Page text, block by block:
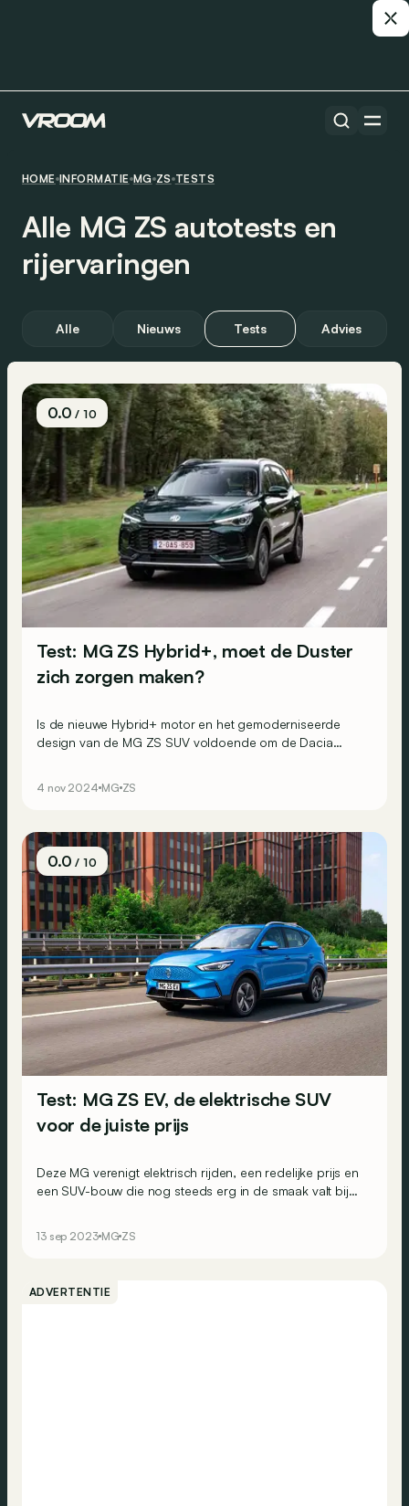
HOME INFORMATIE MG ZS TESTS
Alle MG ZS autotests en
rijervaringen
Alle Nieuws Tests Advies
0.0/ 10
Test: MG ZS Hybrid+, moet de Duster
zich zorgen maken?
Is de nieuwe Hybrid+ motor en het gemoderniseerde
design van de MG ZS SUV voldoende om de Dacia
4 nov 2024 MG ZS
0.0/ 10
Test: MG ZS EV, de elektrische SUV
voor de juiste prijs
Deze MG verenigt elektrisch rijden, een redelijke prijs en
een SUV-bouw die nog steeds erg in de smaak valt bij
13 sep 2023 MG ZS
ADVERTENTIE